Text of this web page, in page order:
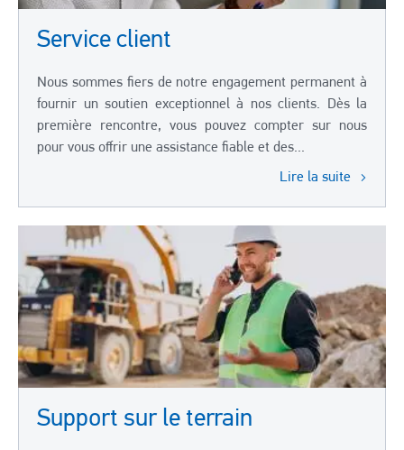
Service client
Nous sommes fiers de notre engagement permanent à
fournir un soutien exceptionnel à nos clients. Dès la
première rencontre, vous pouvez compter sur nous
pour vous offrir une assistance fiable et des...
Lire la suite
Support sur le terrain